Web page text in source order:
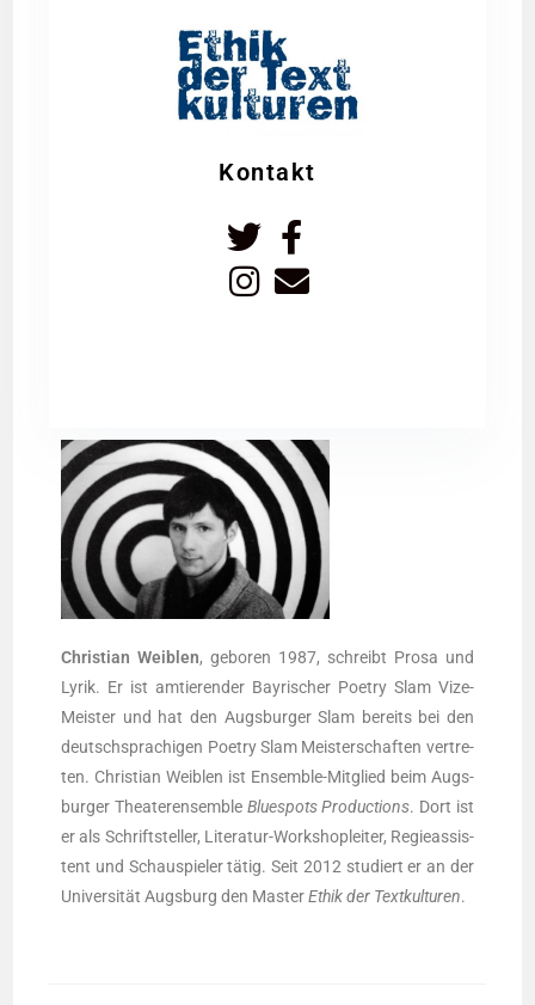
Kontakt
Chris­ti­an Weiblen, gebo­ren 1987, schreibt Pro­sa und
Lyrik. Er ist amtie­ren­der Bay­ri­scher Poet­ry Slam Vize-
Meis­ter und hat den Augs­bur­ger Slam bereits bei den
deutsch­spra­chi­gen Poet­ry Slam Meis­ter­schaf­ten ver­tre­
ten. Chris­ti­an Weiblen ist Ensem­ble-Mit­glied beim Augs­
bur­ger Thea­ter­en­sem­ble Blue­spots Pro­duc­tions. Dort ist
er als Schrift­stel­ler, Lite­ra­tur-Work­shop­lei­ter, Regie­as­sis­
tent und Schau­spie­ler tätig. Seit 2012 stu­diert er an der
Uni­ver­si­tät Augs­burg den Mas­ter Ethik der Text­kul­tu­ren.